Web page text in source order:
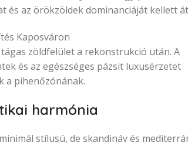
az örökzöldek dominanciáját kellett
zöldfelület a rekonstrukció után. A
és az egészséges pázsit luxusérzetet
a pihenőzónának.
harmónia
stílusú, de skandináv és